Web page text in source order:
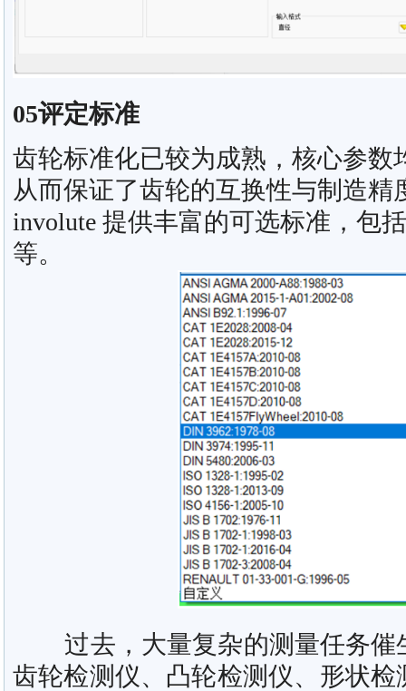
05评定标准
齿轮标准化已较为成熟，核心参数
从而保证了齿轮的互换性与制造精
involute 提供丰富的可选标准，包
等。
过去，大量复杂的测量任务催
齿轮检测仪、凸轮检测仪、形状